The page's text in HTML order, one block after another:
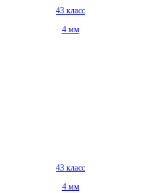
43 класс
4 мм
43 класс
4 мм